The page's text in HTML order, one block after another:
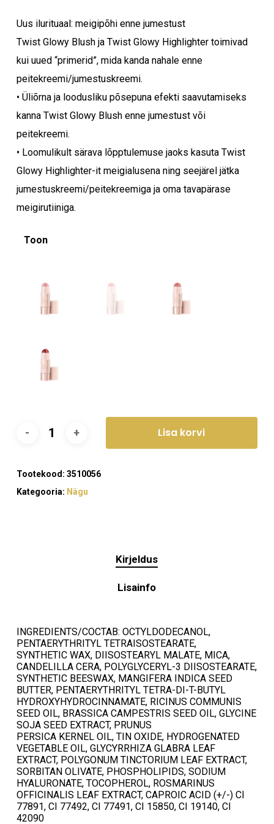
Ostukorvis ei ole tooteid.
Mine poodi
Uus ilurituaal: meigipõhi enne jumestust
Twist Glowy Blush ja Twist Glowy Highlighter toimivad
kui uued “primerid”, mida kanda nahale enne
peitekreemi/jumestuskreemi.
• Üliõrna ja loodusliku põsepuna efekti saavutamiseks
kanna Twist Glowy Blush enne jumestust või
peitekreemi.
• Loomulikult särava lõpptulemuse jaoks kasuta Twist
Glowy Highlighter-it meigialusena ning seejärel jätka
jumestuskreemi/peitekreemiga ja oma tavapärase
meigirutiiniga.
Toon
Lisa korvi
Tootekood: 3510056
Kategooria: Nägu
Kirjeldus
Lisainfo
INGREDIENTS/COCTAB: OCTYLDODECANOL,
PENTAERYTHRITYL TETRAISOSTEARATE,
SYNTHETIC WAX, DIISOSTEARYL MALATE, MICA,
CANDELILLA CERA, POLYGLYCERYL-3 DIISOSTEARATE,
SYNTHETIC BEESWAX, MANGIFERA INDICA SEED
BUTTER, PENTAERYTHRITYL TETRA-DI-T-BUTYL
HYDROXYHYDROCINNAMATE, RICINUS COMMUNIS
SEED OIL, BRASSICA CAMPESTRIS SEED OIL, GLYCINE
SOJA SEED EXTRACT, PRUNUS
PERSICA KERNEL OIL, TIN OXIDE, HYDROGENATED
VEGETABLE OIL, GLYCYRRHIZA GLABRA LEAF
EXTRACT, POLYGONUM TINCTORIUM LEAF EXTRACT,
SORBITAN OLIVATE, PHOSPHOLIPIDS, SODIUM
HYALURONATE, TOCOPHEROL, ROSMARINUS
OFFICINALIS LEAF EXTRACT, CAPROIC ACID (+/-) CI
77891, CI 77492, CI 77491, CI 15850, CI 19140, CI
42090